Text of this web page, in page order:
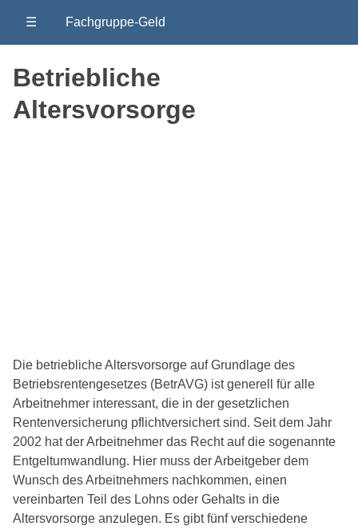
☰ Fachgruppe-Geld
Betriebliche
Altersvorsorge
Die betriebliche Altersvorsorge auf Grundlage des
Betriebsrentengesetzes (BetrAVG) ist generell für alle
Arbeitnehmer interessant, die in der gesetzlichen
Rentenversicherung pflichtversichert sind. Seit dem Jahr
2002 hat der Arbeitnehmer das Recht auf die sogenannte
Entgeltumwandlung. Hier muss der Arbeitgeber dem
Wunsch des Arbeitnehmers nachkommen, einen
vereinbarten Teil des Lohns oder Gehalts in die
Altersvorsorge anzulegen. Es gibt fünf verschiedene